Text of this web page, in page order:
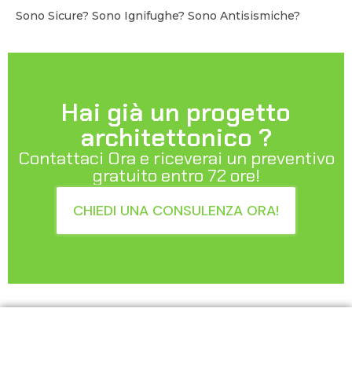
Sono Sicure? Sono Ignifughe? Sono Antisismiche?
Hai già un progetto
architettonico ?
Contattaci Ora e riceverai un preventivo
gratuito entro 72 ore!
CHIEDI UNA CONSULENZA ORA!